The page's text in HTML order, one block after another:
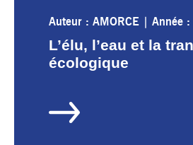
Auteur : AMORCE | Année
L’élu, l’eau et la
écologique